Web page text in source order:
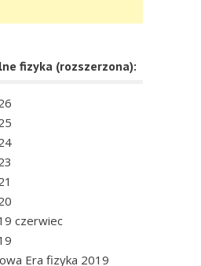
fizyka (rozszerzona):
czerwiec
Era fizyka 2019